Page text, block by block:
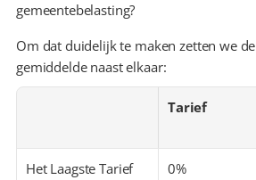
gemeentebelasting?
Om dat duidelijk te maken zetten we
gemiddelde naast elkaar:
Tarief
Het Laagste Tarief
0%